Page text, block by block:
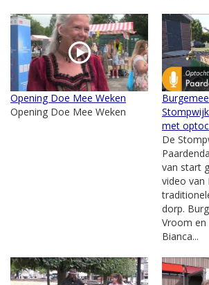
Opening Doe Mee Weken
Opening Doe Mee Weken
met
De
van start
video van
dorp.
Vroom
Bianca...